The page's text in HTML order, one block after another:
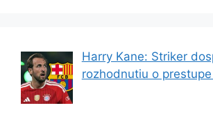
Harry Kane: Striker
rozhodnutiu o